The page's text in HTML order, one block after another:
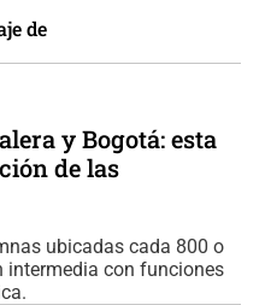
de
y Bogotá: esta
de las
ubicadas cada 800 o
intermedia con funciones